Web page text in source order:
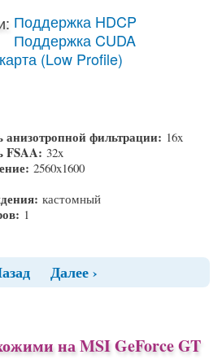
Поддержка HDCP
Поддержка CUDA
(Low Profile)
фильтрации: 16x
FSAA: 32x
2560x1600
кастомный
1
Далее ›
на MSI GeForce GT